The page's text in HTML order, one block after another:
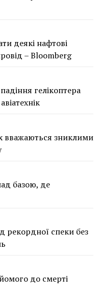
деякі нафтові
– Bloomberg
гелікоптера
вважаються зниклими
базою, де
рекордної спеки без
до смерті